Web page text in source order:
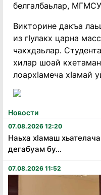
Новости
07.08.2026 12:20
Наьха хӏамаш
дегабуам бу...
07.08.2026 11:52
белгалбаьлар,
Викторине дакъа
из гIулакх царна
чакхдаьлар.
хилар шоай
лоархIамеча хIамай